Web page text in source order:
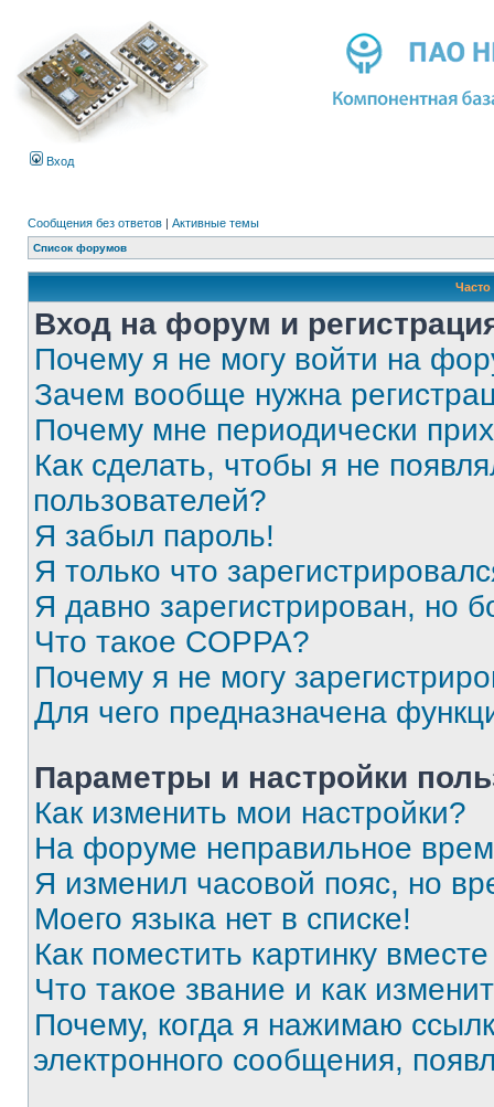
Вход
Сообщения без ответов | Активные темы
Список форумов
Вход на форум и
Почему я не могу войти на
Зачем вообще нужна
Почему мне периодически
Как сделать, чтобы я не
пользователей?
Я забыл пароль!
Я только что
Я давно зарегистрирован, но
Что такое COPPA?
Почему я не могу
Для чего предназначена
Параметры и настройки
Как изменить мои настройки?
На форуме неправильное
Я изменил часовой пояс, но
Моего языка нет в списке!
Как поместить картинку
Что такое звание и как
Почему, когда я нажимаю
электронного сообщения,